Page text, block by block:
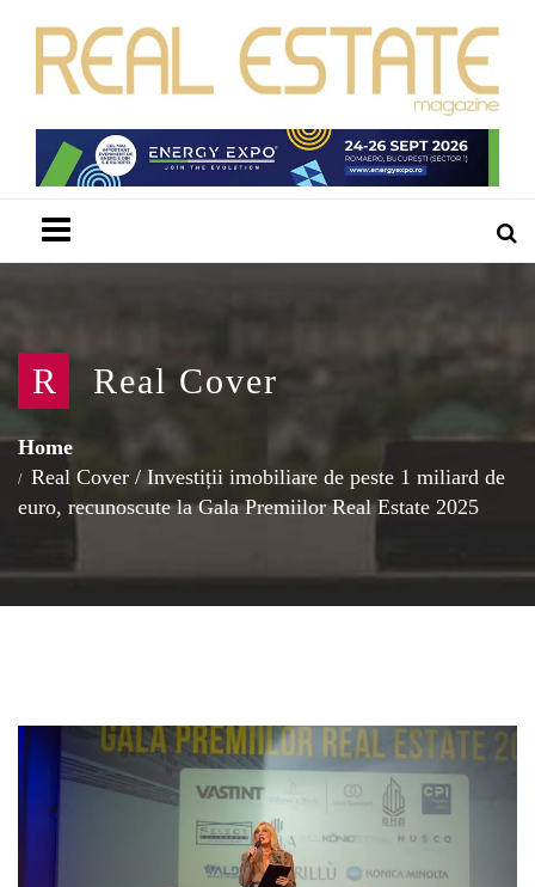
R Real Cover
Home
Real Cover /Investiții imobiliare de peste 1 miliard de
euro, recunoscute la Gala Premiilor Real Estate 2025